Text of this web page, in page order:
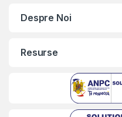
Despre Noi
Resurse